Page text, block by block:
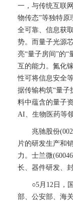
一，与传统互联
物传态”等独特原
全可靠、信息获
势。而量子光源
亮“量子房间”的“
互的能力。氮化
性可将信息安全
据传输构筑“量子
料中蕴含的量子
AI、生物医药等
兆驰股份
片的研发生产和
力。士兰微
长、器件研发、
○5月12日，国
部、公安部、海